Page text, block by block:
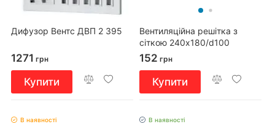
Дифузор Вентс ДВП 2 395
1271 грн
Купити
Вентиляційна решітка з
сіткою 240x180/d100
коричнева
152 грн
Купити
В наявності В наявності